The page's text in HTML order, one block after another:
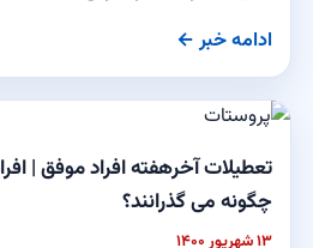
ادامه خبر ←
تعطیلات آخرهفته افراد موفق |
چگونه می گذرانند؟
۱۳ شهریور ۱۴۰۰